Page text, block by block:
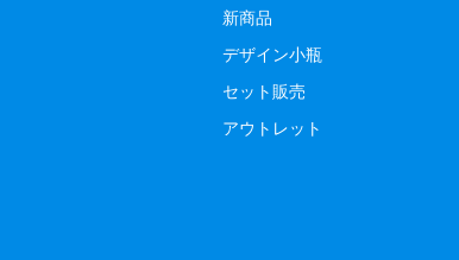
新商品
デザイン小瓶
セット販売
アウトレット